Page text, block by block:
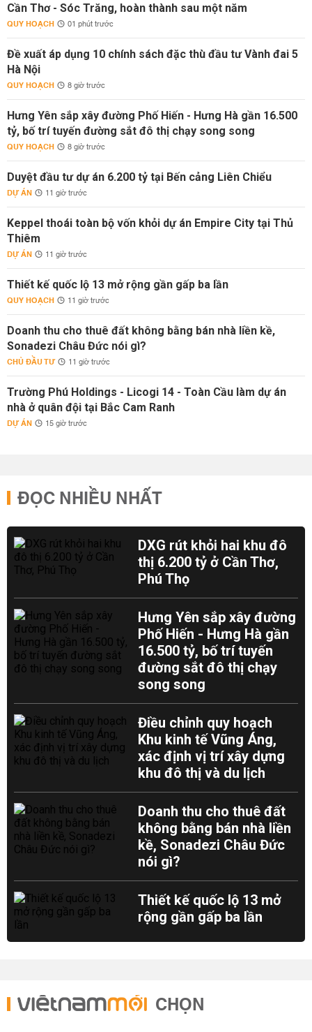
Cần Thơ - Sóc Trăng, hoàn thành sau một năm
QUY HOẠCH 01 phút trước
Đề xuất áp dụng 10 chính sách đặc thù đầu tư Vành đai 5
Hà Nội
QUY HOẠCH 8 giờ trước
Hưng Yên sắp xây đường Phố Hiến - Hưng Hà gần 16.500
tỷ, bố trí tuyến đường sắt đô thị chạy song song
QUY HOẠCH 8 giờ trước
Duyệt đầu tư dự án 6.200 tỷ tại Bến cảng Liên Chiểu
DỰ ÁN 11 giờ trước
Keppel thoái toàn bộ vốn khỏi dự án Empire City tại Thủ
Thiêm
DỰ ÁN 11 giờ trước
Thiết kế quốc lộ 13 mở rộng gần gấp ba lần
QUY HOẠCH 11 giờ trước
Doanh thu cho thuê đất không bằng bán nhà liền kề,
Sonadezi Châu Đức nói gì?
CHỦ ĐẦU TƯ 11 giờ trước
Trường Phú Holdings - Licogi 14 - Toàn Cầu làm dự án
nhà ở quân đội tại Bắc Cam Ranh
DỰ ÁN 15 giờ trước
ĐỌC NHIỀU NHẤT
DXG rút khỏi hai khu đô
thị 6.200 tỷ ở Cần Thơ,
Phú Thọ
Hưng Yên sắp xây đường
Phố Hiến - Hưng Hà gần
16.500 tỷ, bố trí tuyến
đường sắt đô thị chạy
song song
Điều chỉnh quy hoạch
Khu kinh tế Vũng Áng,
xác định vị trí xây dựng
khu đô thị và du lịch
Doanh thu cho thuê đất
không bằng bán nhà liền
kề, Sonadezi Châu Đức
nói gì?
Thiết kế quốc lộ 13 mở
rộng gần gấp ba lần
CHỌN